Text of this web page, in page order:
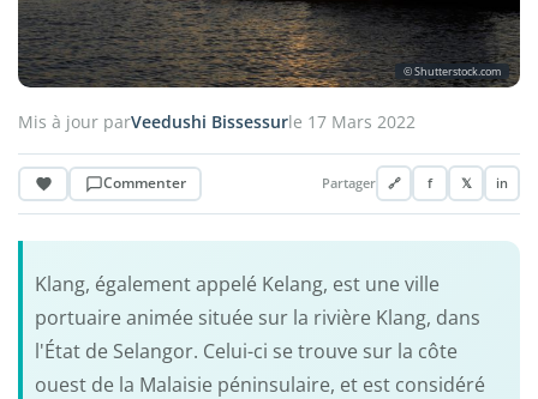
© Shutterstock.com
Mis à jour parVeedushi Bissessurle 17 Mars 2022
Commenter Partager 🔗 f 𝕏 in
Klang, également appelé Kelang, est une ville
portuaire animée située sur la rivière Klang, dans
l'État de Selangor. Celui-ci se trouve sur la côte
ouest de la Malaisie péninsulaire, et est considéré